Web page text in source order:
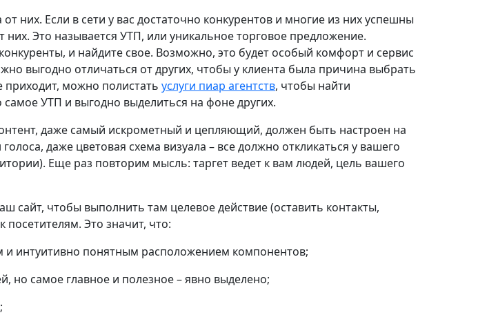
них. Если в сети у вас достаточно конкурентов и многие из них успешны
них. Это называется УТП, или уникальное торговое предложение.
и найдите свое. Возможно, это будет особый комфорт и сервис
выгодно отличаться от других, чтобы у клиента была причина выбрать
приходит, можно полистать услуги пиар агентств, чтобы найти
УТП и выгодно выделиться на фоне других.
даже самый искрометный и цепляющий, должен быть настроен на
даже цветовая схема визуала – все должно откликаться у вашего
Еще раз повторим мысль: таргет ведет к вам людей, цель вашего
сайт, чтобы выполнить там целевое действие (оставить контакты,
посетителям. Это значит, что:
интуитивно понятным расположением компонентов;
но самое главное и полезное – явно выделено;